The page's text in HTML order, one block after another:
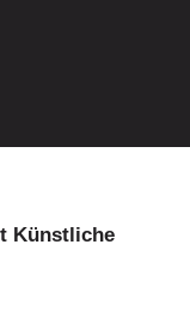
Künstliche